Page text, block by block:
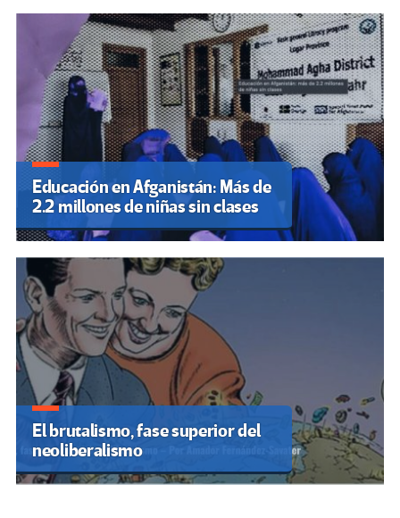
Educación en Afganistán: Más de
2.2 millones de niñas sin clases
El brutalismo, fase superior del
neoliberalismo